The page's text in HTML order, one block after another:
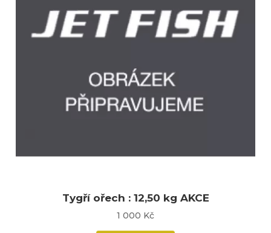
Tygří ořech : 12,50 kg AKCE
1 000 Kč